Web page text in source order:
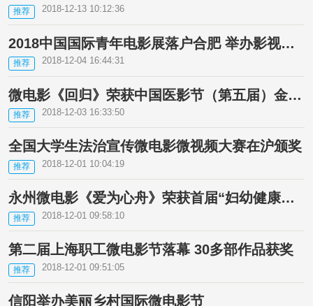
2018-12-13 10:12:36
推荐
2018中国国际青年电影展落户合肥 举办影视推优
2018-12-04 16:44:31
推荐
微电影《回归》荣获中国医影节（第五届）金丹奖最高奖项
2018-12-03 16:33:50
推荐
全国大学生法治宣传微电影微视频大赛在沪颁奖
2018-12-01 10:04:19
推荐
永州微电影《爱为心舟》荣获首届“妇幼健康中国行”优秀作品奖
2018-12-01 09:58:10
推荐
第二届上海职工微电影节落幕 30多部作品获奖
2018-12-01 09:51:05
推荐
信阳举办美丽乡村国际微电影节